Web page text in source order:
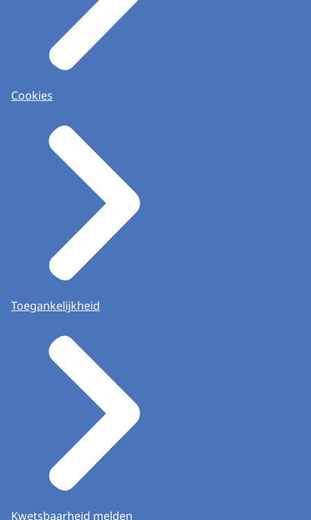
Cookies
Toegankelijkheid
Kwetsbaarheid melden